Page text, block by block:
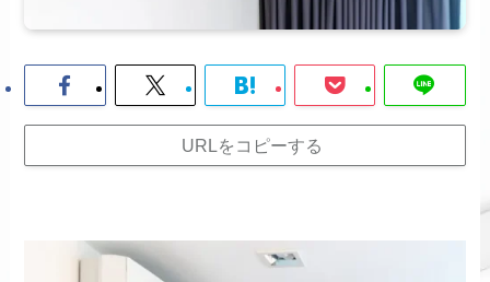
URLをコピーする